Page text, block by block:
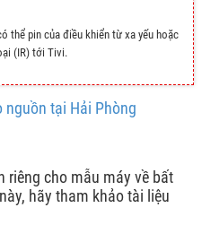
thể pin của điều khiển từ xa yếu hoặc
(IR) tới Tivi.
tại Hải Phòng
riêng cho mẫu máy về bất
hãy tham khảo tài liệu